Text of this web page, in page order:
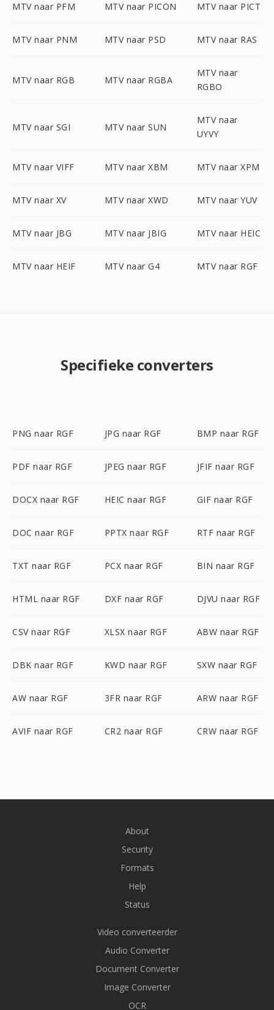
MTV naar PFM MTV naar PICON MTV naar PICT
MTV naar PNM MTV naar PSD MTV naar RAS
MTV naar RGB MTV naar RGBA
MTV naar
RGBO
MTV naar SGI MTV naar SUN
MTV naar
UYVY
MTV naar VIFF MTV naar XBM MTV naar XPM
MTV naar XV MTV naar XWD MTV naar YUV
MTV naar JBG MTV naar JBIG MTV naar HEIC
MTV naar HEIF MTV naar G4 MTV naar RGF
Specifieke converters
PNG naar RGF JPG naar RGF BMP naar RGF
PDF naar RGF JPEG naar RGF JFIF naar RGF
DOCX naar RGF HEIC naar RGF GIF naar RGF
DOC naar RGF PPTX naar RGF RTF naar RGF
TXT naar RGF PCX naar RGF BIN naar RGF
HTML naar RGF DXF naar RGF DJVU naar RGF
CSV naar RGF XLSX naar RGF ABW naar RGF
DBK naar RGF KWD naar RGF SXW naar RGF
AW naar RGF 3FR naar RGF ARW naar RGF
AVIF naar RGF CR2 naar RGF CRW naar RGF
About
Security
Formats
Help
Status
Video converteerder
Audio Converter
Document Converter
Image Converter
OCR